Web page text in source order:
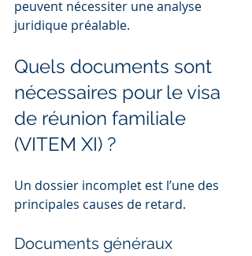
peuvent nécessiter une analyse
juridique préalable.
Quels documents sont
nécessaires pour le visa
de réunion familiale
(VITEM XI) ?
Un dossier incomplet est l’une des
principales causes de retard.
Documents généraux